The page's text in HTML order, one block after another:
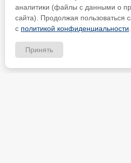
аналитики (файлы с данными о
сайта). Продолжая пользоваться
с политикой конфиденциальности
Принять